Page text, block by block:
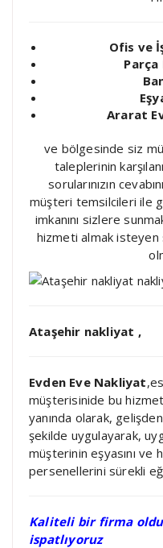
Ofis ve
Parça
Ararat
ve bölgesinde siz
taleplerinin
sorularınızın
müşteri temsilcileri ile
imkanını sizlere
hizmeti almak
Ataşehir nakliyat ,
Evden Eve Nakliyat
müşterisinide bu hizmeti
yanında olarak,
şekilde uygulayarak,
müşterinin eşyasını ve
persenellerini sürekli
Kaliteli bir firma
ispatlıyoruz